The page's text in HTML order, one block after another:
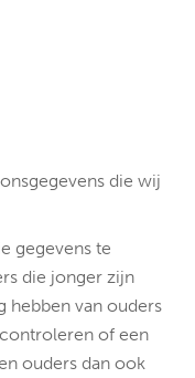
die wij
gegevens te
die jonger zijn
hebben van ouders
of een
ouders dan ook